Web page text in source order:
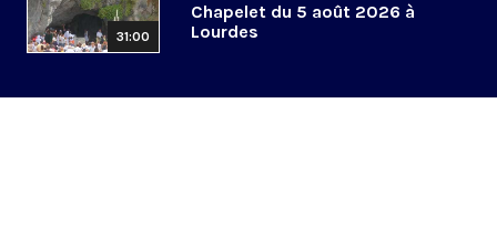
31:00
Chapelet du 5 août 2026 à
Lourdes